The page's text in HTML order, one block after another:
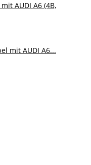
AUDI A6 (4B,